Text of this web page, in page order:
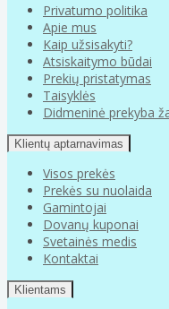
Privatumo politika
Apie mus
Kaip užsisakyti?
Atsiskaitymo būdai
Prekių pristatymas
Taisyklės
Didmeninė prekyba
Klientų aptarnavimas
Visos prekės
Prekės su nuolaida
Gamintojai
Dovanų kuponai
Svetainės medis
Kontaktai
Klientams